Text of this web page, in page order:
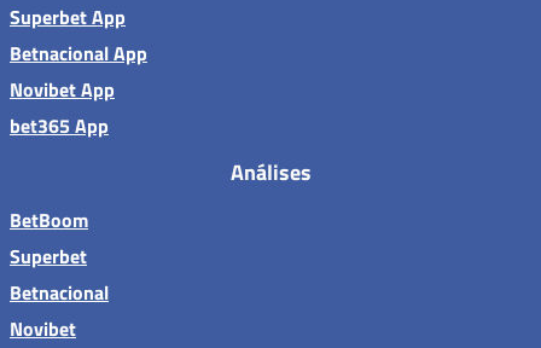
Superbet App
Betnacional App
Novibet App
bet365 App
Análises
BetBoom
Superbet
Betnacional
Novibet